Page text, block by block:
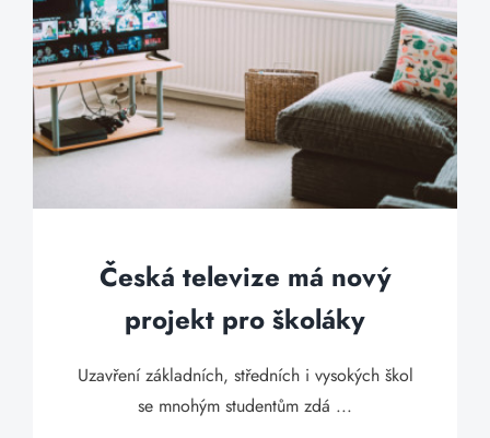
Česká televize má nový
projekt pro školáky
Uzavření základních, středních i vysokých škol
se mnohým studentům zdá ...